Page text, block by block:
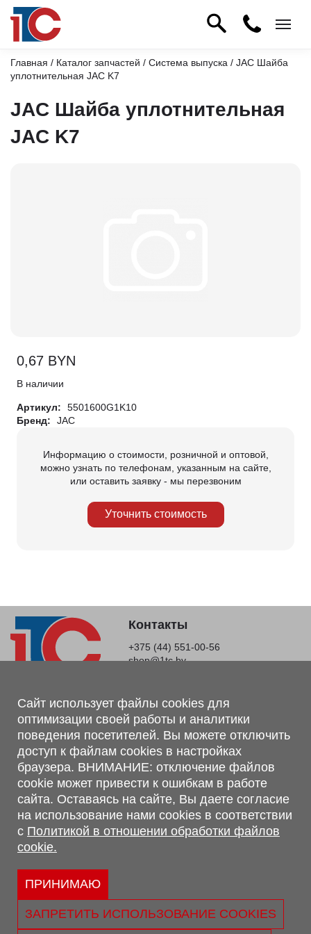
Главная / Каталог запчастей / Система выпуска / JAC Шайба
уплотнительная JAC K7
JAC Шайба уплотнительная
JAC K7
0,67 BYN
В наличии
Артикул:
5501600G1K10
Бренд:
JAC
Информацию о стоимости, розничной и оптовой,
можно узнать по телефонам, указанным на сайте,
или оставить заявку - мы перезвоним
Уточнить стоимость
Контакты
+375 (44) 551-00-56
shop@1tc.by
Магазин, склад
г. Минск, Минский р-н, п. Привольный, ул. Мира, 20А,
223062
г. Брест, ул. Лейтенанта Рябцева, 108 В, 224701
Обращаем Ваше внимание, что вся предоставленная на сайте
информация, касающаяся комплектаций, технических
характеристик, цветовых сочетаний, а также стоимости и
сервисного обслуживания носит информационный характер и
не является публичной офертой, определяемой п.2 ст.407
Гражданского кодекса Республики Беларусь.
Политика обработки персональных данных
Политикой в отношении обработки файлов cookie.
Сайт использует файлы cookies для
оптимизации своей работы и аналитики
поведения посетителей. Вы можете отключить
доступ к файлам cookies в настройках
браузера. ВНИМАНИЕ: отключение файлов
cookie может привести к ошибкам в работе
сайта. Оставаясь на сайте, Вы даете согласие
на использование нами cookies в соответствии
с Политикой в отношении обработки файлов
cookie.
ПРИНИМАЮ
ЗАПРЕТИТЬ ИСПОЛЬЗОВАНИЕ COOKIES